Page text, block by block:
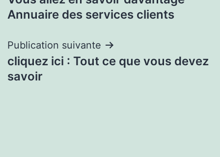
de
Annuaire des services clients
Publication suivante
cliquez ici : Tout ce que vous devez
savoir